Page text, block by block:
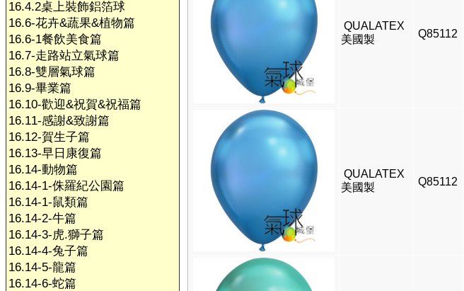
16.4.2桌上裝飾鋁箔球
16.6-花卉&蔬果&植物篇
16.6-1餐飲美食篇
16.7-走路站立氣球篇
16.8-雙層氣球篇
16.9-畢業篇
16.10-歡迎&祝賀&祝福篇
16.11-感謝&致謝篇
16.12-賀生子篇
16.13-早日康復篇
16.14-動物篇
16.14-1-侏羅紀公園篇
16.14-1-鼠類篇
16.14-2-牛篇
16.14-3-虎.獅子篇
16.14-4-兔子篇
16.14-5-龍篇
16.14-6-蛇篇
QUALATEX
美國製
Q85112
QUALATEX
美國製
Q85112